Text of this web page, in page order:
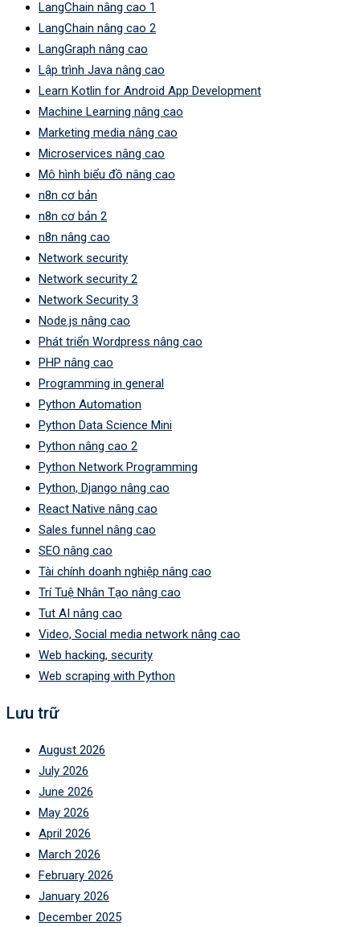
LangChain nâng cao 1
LangChain nâng cao 2
LangGraph nâng cao
Lập trình Java nâng cao
Learn Kotlin for Android App Development
Machine Learning nâng cao
Marketing media nâng cao
Microservices nâng cao
Mô hình biểu đồ nâng cao
n8n cơ bản
n8n cơ bản 2
n8n nâng cao
Network security
Network security 2
Network Security 3
Node.js nâng cao
Phát triển Wordpress nâng cao
PHP nâng cao
Programming in general
Python Automation
Python Data Science Mini
Python nâng cao 2
Python Network Programming
Python, Django nâng cao
React Native nâng cao
Sales funnel nâng cao
SEO nâng cao
Tài chính doanh nghiệp nâng cao
Trí Tuệ Nhân Tạo nâng cao
Tut AI nâng cao
Video, Social media network nâng cao
Web hacking, security
Web scraping with Python
Lưu trữ
August 2026
July 2026
June 2026
May 2026
April 2026
March 2026
February 2026
January 2026
December 2025